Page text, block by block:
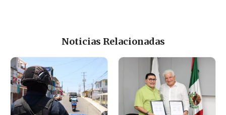
Noticias Relacionadas